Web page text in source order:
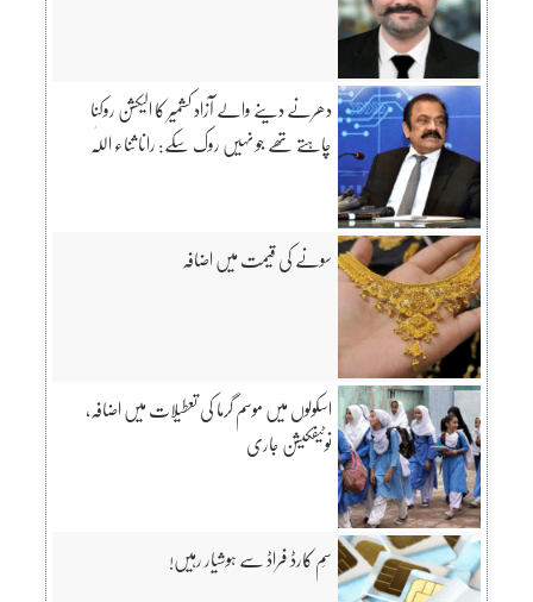
دھرنے دینے والے آزاد کشمیر کا الیکشن روکنا
چاہتے تھے جو نہیں روک سکے: رانا ثناء اللّٰہ
سونے کی قیمت میں اضافہ
اسکولوں میں موسم گرما کی تعطیلات میں اضافہ،
نوٹیفکیشن جاری
سِم کارڈ فراڈ سے ہوشیار رہیں!